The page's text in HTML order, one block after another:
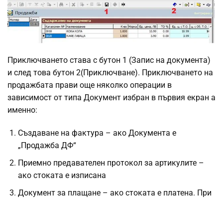
Приключването става с бутон 1 (Запис на документа)
и след това бутон 2(Приключване). Приключването на
продажбата прави още няколко операции в
зависимост от типа Документ избран в първия екран а
именно:
Създаване на фактура – ако Документа е
„Продажба ДФ“
Приемно предавателен протокол за артикулите –
ако стоката е изписана
Документ за плащане – ако стоката е платена. При